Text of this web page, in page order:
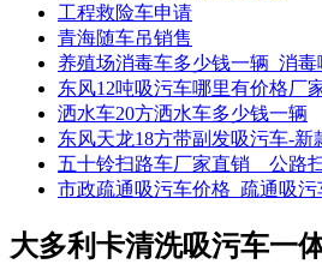
工程救险车申请
青海随车吊销售
养殖场消毒车多少钱一辆_消
东风12吨吸污车哪里有价格厂
洒水车20方洒水车多少钱一辆
东风天龙18方带副发吸污车-新
五十铃扫路车厂家直销 公路
市政疏通吸污车价格_疏通吸
大多利卡清洗吸污车一